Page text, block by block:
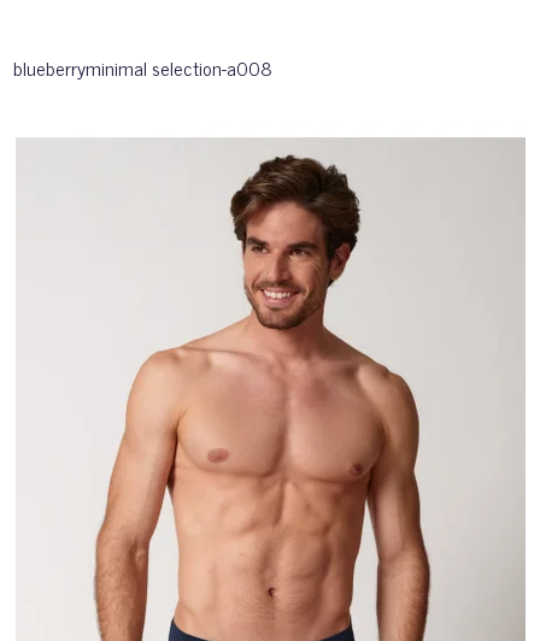
blueberryminimal selection-a008